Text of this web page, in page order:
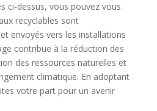
ci-dessus, vous pouvez vous
recyclables sont
envoyés vers les installations
contribue à la réduction des
des ressources naturelles et
climatique. En adoptant
votre part pour un avenir